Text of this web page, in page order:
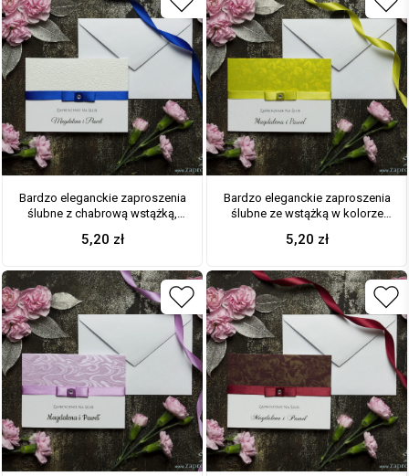
Bardzo eleganckie zaproszenia
ślubne z chabrową wstążką,
cyrkonią i wklejanym wnętrzem.
5,20 zł
Bardzo eleganckie zaproszenia
ślubne ze wstążką w kolorze
oliwkowym ze złotym motywem
wnętrzem. ZAP-64-75
5,20 zł